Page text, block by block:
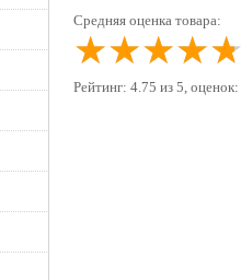
Средняя оценка товара:
★★★★★
★★★★★
★★★★★
Рейтинг: 4.75 из 5, оценок: